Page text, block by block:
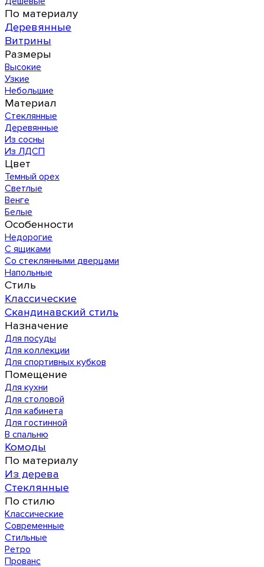
По материалу
Деревянные
Витрины
Размеры
Высокие
Узкие
Небольшие
Материал
Стеклянные
Деревянные
Из сосны
Из ЛДСП
Цвет
Темный орех
Светлые
Венге
Белые
Особенности
Недорогие
С ящиками
Со стеклянными дверцами
Напольные
Стиль
Классические
Скандинавский стиль
Назначение
Для посуды
Для коллекции
Для спортивных кубков
Помещение
Для кухни
Для столовой
Для кабинета
Для гостинной
В спальню
Комоды
По материалу
Из дерева
Стеклянные
По стилю
Классические
Современные
Стильные
Ретро
Прованс